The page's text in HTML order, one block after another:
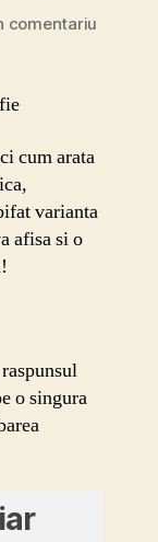
comentariu
cum arata
varianta
afisa si o
o singura